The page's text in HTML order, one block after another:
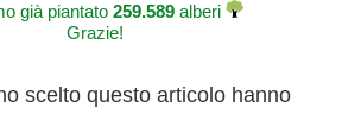
già piantato 259.589 alberi
Grazie!
scelto questo articolo hanno